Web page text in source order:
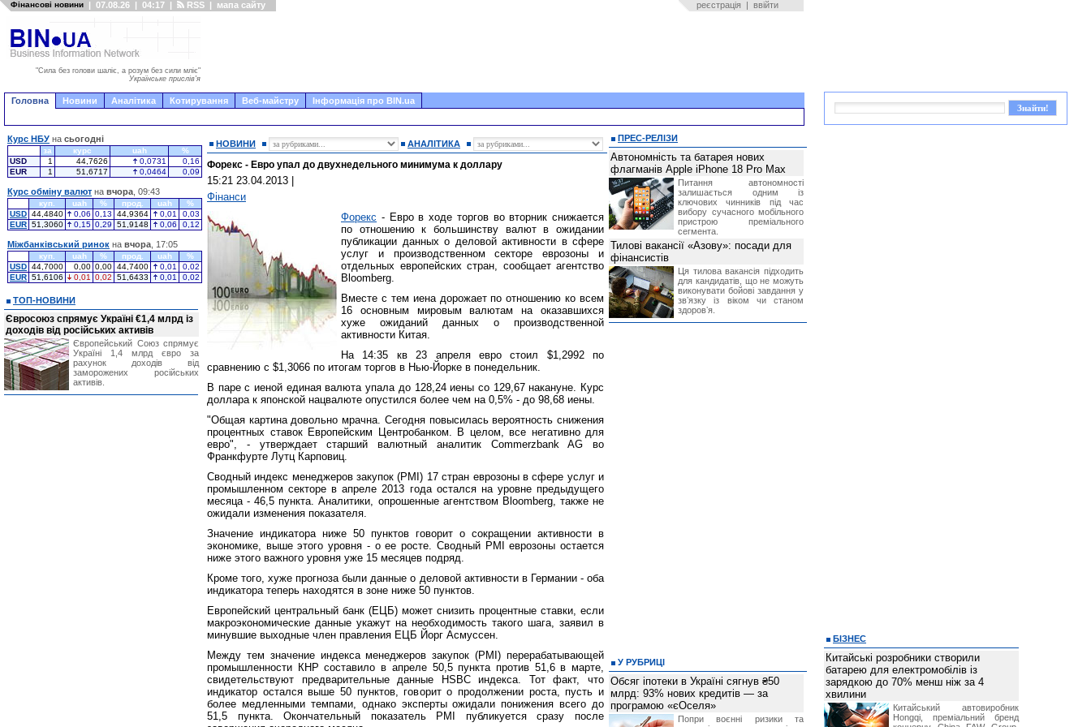
Фінансові новини | 07.08.26 | 04:17 | RSS | мапа сайту реєстрація | ввійти
"Сила без голови шаліє, а розум без сили мліє"
Українське прислів'я
Головна Новини Аналітика Котирування Веб-майстру Інформація про BIN.ua
НОВИНИ АНАЛІТИКА
Форекс - Евро упал до двухнедельного минимума к доллару
15:21 23.04.2013
Фінанси
Форекс - Евро в ходе торгов во вторник снижается
по отношению к большинству валют в ожидании
публикации данных о деловой активности в сфере
услуг и производственном секторе еврозоны и
отдельных европейских стран, сообщает агентство
Bloomberg.
Вместе с тем иена дорожает по отношению ко всем
16 основным мировым валютам на оказавшихся
хуже ожиданий данных о производственной
активности Китая.
На 14:35 кв 23 апреля евро стоил $1,2992 по
сравнению с $1,3066 по итогам торгов в Нью-Йорке в понедельник.
В паре с иеной единая валюта упала до 128,24 иены со 129,67 накануне. Курс
доллара к японской нацвалюте опустился более чем на 0,5% - до 98,68 иены.
"Общая картина довольно мрачна. Сегодня повысилась вероятность снижения
процентных ставок Европейским Центробанком. В целом, все негативно для
евро", - утверждает старший валютный аналитик Commerzbank AG во
Франкфурте Лутц Карповиц.
Сводный индекс менеджеров закупок (PMI) 17 стран еврозоны в сфере услуг и
промышленном секторе в апреле 2013 года остался на уровне предыдущего
месяца - 46,5 пункта. Аналитики, опрошенные агентством Bloomberg, также не
ожидали изменения показателя.
Значение индикатора ниже 50 пунктов говорит о сокращении активности в
экономике, выше этого уровня - о ее росте. Сводный PMI еврозоны остается
ниже этого важного уровня уже 15 месяцев подряд.
Кроме того, хуже прогноза были данные о деловой активности в Германии - оба
индикатора теперь находятся в зоне ниже 50 пунктов.
Европейский центральный банк (ЕЦБ) может снизить процентные ставки, если
макроэкономические данные укажут на необходимость такого шага, заявил в
минувшие выходные член правления ЕЦБ Йорг Асмуссен.
Между тем значение индекса менеджеров закупок (PMI) перерабатывающей
промышленности КНР составило в апреле 50,5 пункта против 51,6 в марте,
свидетельствуют предварительные данные HSBC индекса. Тот факт, что
индикатор остался выше 50 пунктов, говорит о продолжении роста, пусть и
более медленными темпами, однако эксперты ожидали понижения всего до
51,5 пункта. Окончательный показатель PMI публикуется сразу после
Курс НБУ на сьогодні
за курс uah
%
USD
1 44,7626 0,0731
0,16
EUR
1 51,6717 0,0464 0,09
Курс обміну валют на вчора , 09:43
куп. uah % прод. uah
%
USD 44,4840 0,06 0,13 44,9364 0,01
0,03
EUR 51,3060 0,15 0,29 51,9148 0,06 0,12
Міжбанківський ринок на вчора , 17:05
куп. uah % прод. uah
%
USD 44,7000 0,00 0,00 44,7400 0,01
0,02
EUR 51,6106 0,01 0,02 51,6433 0,01 0,02
ТОП-НОВИНИ
Євросоюз спрямує Україні €1,4 млрд із
доходів від російських активів
Європейський Союз спрямує
Україні 1,4 млрд євро за
рахунок доходів від
заморожених російських
активів.
ПРЕС-РЕЛІЗИ
Автономність та батарея нових
флагманів Apple iPhone 18 Pro Max
Питання автономності
залишається одним із
ключових чинників під час
вибору сучасного мобільного
пристрою преміального
сегмента.
Тилові вакансії «Азову»: посади для
фінансистів
Ця тилова вакансія підходить
для кандидатів, що не можуть
виконувати бойові завдання у
звʼязку із віком чи станом
здоровʼя.
У РУБРИЦІ
Обсяг іпотеки в Україні сягнув ₴50
млрд: 93% нових кредитів — за
програмою «єОселя»
Попри воєнні ризики та
БІЗНЕС
Китайські розробники створили
батарею для електромобілів із
зарядкою до 70% менш ніж за 4
хвилини
Китайський автовиробник
Hongqi, преміальний бренд